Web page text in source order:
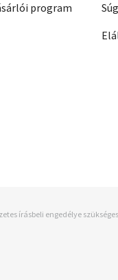
program
írásbeli engedélye